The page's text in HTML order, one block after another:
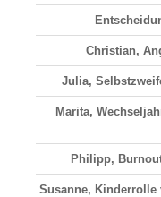
Christian,
Julia,
Marita,
Philipp,
Susanne, Kinderrolle